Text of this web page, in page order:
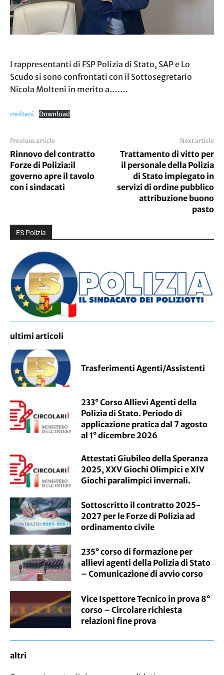
I rappresentanti di FSP Polizia di Stato, SAP e Lo
Scudo si sono confrontati con il Sottosegretario
Nicola Molteni in merito a…….
molteni Download
Previous article
Rinnovo del contratto
Forze di Polizia:il
governo apre il tavolo
con i sindacati
Next article
Trattamento di vitto per
il personale della Polizia
di Stato impiegato in
servizi di ordine pubblico
attribuzione buono
pasto
ES Polizia
ultimi articoli
Trasferimenti Agenti/Assistenti
233° Corso Allievi Agenti della
Polizia di Stato. Periodo di
applicazione pratica dal 7 agosto
al 1° dicembre 2026
Attestati Giubileo della Speranza
2025, XXV Giochi Olimpici e XIV
Giochi paralimpici invernali.
Sottoscritto il contratto 2025-
2027 per le Forze di Polizia ad
ordinamento civile
235° corso di formazione per
allievi agenti della Polizia di Stato
– Comunicazione di avvio corso
Vice Ispettore Tecnico in prova 8°
corso – Circolare richiesta
relazioni fine prova
altri